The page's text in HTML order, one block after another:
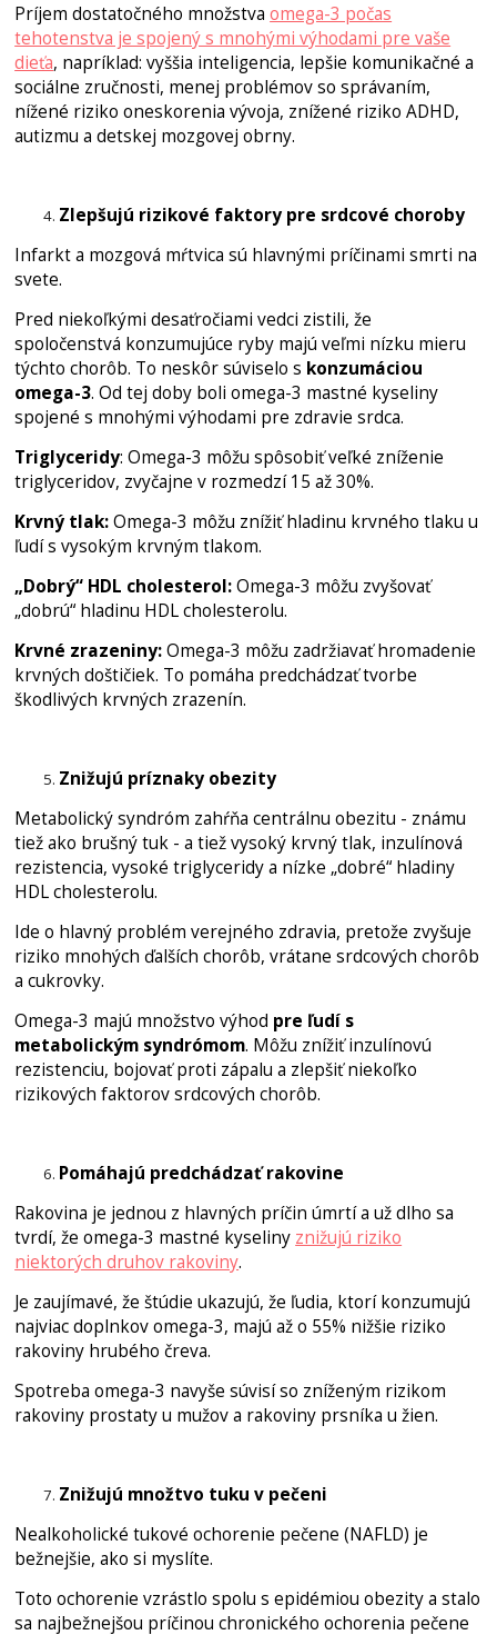
Príjem dostatočného množstvaomega-3 počas
tehotenstva je spojený s mnohými výhodami pre vaše
dieťa, napríklad: vyššia inteligencia, lepšie komunikačné a
sociálne zručnosti, menej problémov so správaním,
nížené riziko oneskorenia vývoja, znížené riziko ADHD,
autizmu a detskej mozgovej obrny.
Zlepšujú rizikové faktory pre srdcové choroby
Infarkt a mozgová mŕtvica sú hlavnými príčinami smrti na
svete.
Pred niekoľkými desaťročiami vedci zistili, že
spoločenstvá konzumujúce ryby majú veľmi nízku mieru
týchto chorôb. To neskôr súviselo s konzumáciou
omega-3. Od tej doby boli omega-3 mastné kyseliny
spojené s mnohými výhodami pre zdravie srdca.
Triglyceridy: Omega-3 môžu spôsobiť veľké zníženie
triglyceridov, zvyčajne v rozmedzí 15 až 30%.
Krvný tlak:Omega-3 môžu znížiť hladinu krvného tlaku u
ľudí s vysokým krvným tlakom.
„Dobrý“ HDL cholesterol:Omega-3 môžu zvyšovať
„dobrú“ hladinu HDL cholesterolu.
Krvné zrazeniny:Omega-3 môžu zadržiavať hromadenie
krvných doštičiek. To pomáha predchádzať tvorbe
škodlivých krvných zrazenín.
Znižujú príznaky obezity
Metabolický syndróm zahŕňa centrálnu obezitu - známu
tiež ako brušný tuk - a tiež vysoký krvný tlak, inzulínová
rezistencia, vysoké triglyceridy a nízke „dobré“ hladiny
HDL cholesterolu.
Ide o hlavný problém verejného zdravia, pretože zvyšuje
riziko mnohých ďalších chorôb, vrátane srdcových chorôb
a cukrovky.
Omega-3 majú množstvo výhod pre ľudí s
metabolickým syndrómom. Môžu znížiť inzulínovú
rezistenciu, bojovať proti zápalu a zlepšiť niekoľko
rizikových faktorov srdcových chorôb.
Pomáhajú predchádzať rakovine
Rakovina je jednou z hlavných príčin úmrtí a už dlho sa
tvrdí, že omega-3 mastné kyseliny znižujú riziko
niektorých druhov rakoviny.
Je zaujímavé, že štúdie ukazujú, že ľudia, ktorí konzumujú
najviac doplnkov omega-3, majú až o 55% nižšie riziko
rakoviny hrubého čreva.
Spotreba omega-3 navyše súvisí so zníženým rizikom
rakoviny prostaty u mužov a rakoviny prsníka u žien.
Znižujú množtvo tuku v pečeni
Nealkoholické tukové ochorenie pečene (NAFLD) je
bežnejšie, ako si myslíte.
Toto ochorenie vzrástlo spolu s epidémiou obezity a stalo
sa najbežnejšou príčinou chronického ochorenia pečene